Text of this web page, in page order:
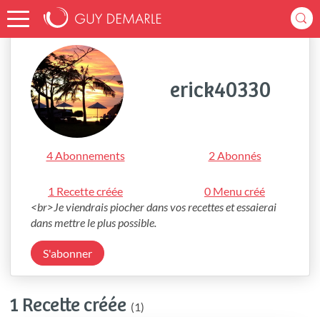
Accueil erick40330
erick40330
4 Abonnements 2 Abonnés
1 Recette créée
0 Menu créé
<br>Je viendrais piocher dans vos recettes et essaierai
dans mettre le plus possible.
S'abonner
1 Recette créée (1)